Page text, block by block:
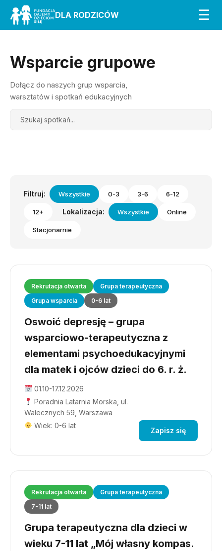
DLA RODZICÓW ☰
Wsparcie grupowe
Dołącz do naszych grup wsparcia,
warsztatów i spotkań edukacyjnych
Search
Filtruj: Wszystkie 0-3 3-6 6-12
12+ Lokalizacja: Wszystkie Online
Stacjonarnie
Rekrutacja otwarta
Grupa terapeutyczna
Grupa wsparcia
0-6 lat
Oswoić depresję – grupa
wsparciowo-terapeutyczna z
elementami psychoedukacyjnymi
dla matek i ojców dzieci do 6. r. ż.
01.10-17.12.2026
Poradnia Latarnia Morska, ul.
Walecznych 59, Warszawa
Wiek: 0-6 lat
Zapisz się
Rekrutacja otwarta
Grupa terapeutyczna
7-11 lat
Grupa terapeutyczna dla dzieci w
wieku 7-11 lat „Mój własny kompas.